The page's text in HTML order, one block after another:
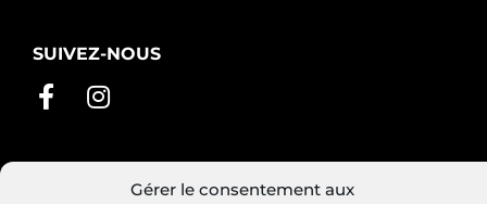
Gérer le consentement aux
SUIVEZ-NOUS